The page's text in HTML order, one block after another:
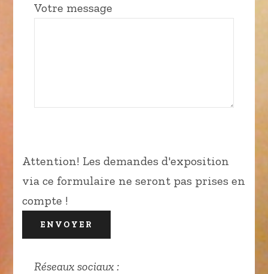
Votre message
Attention! Les demandes d'exposition
via ce formulaire ne seront pas prises en
compte !
Réseaux sociaux :